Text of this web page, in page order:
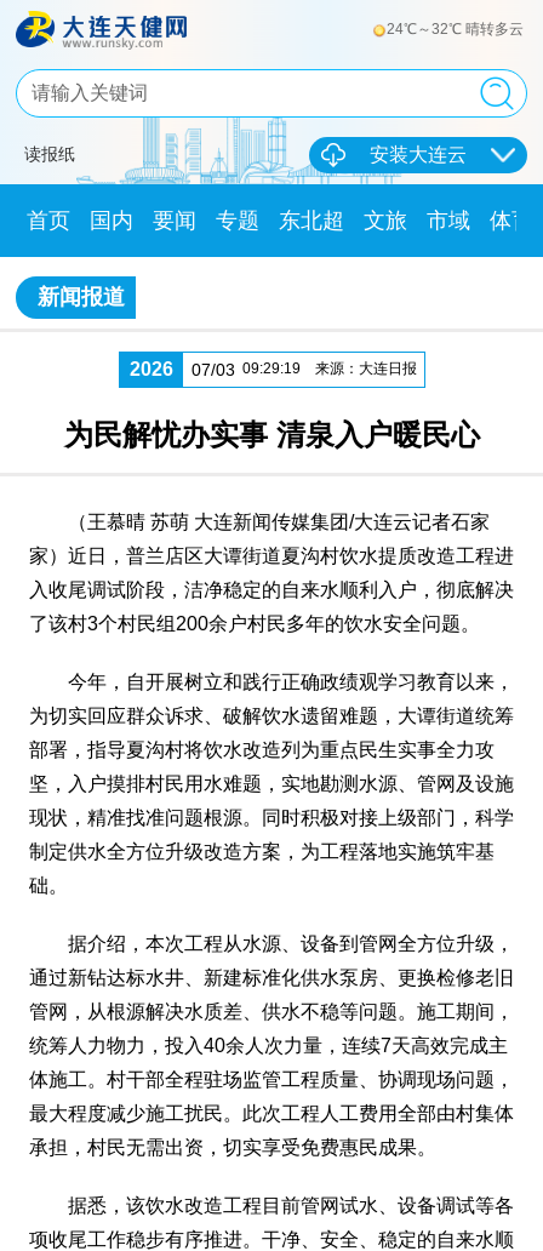
24℃～32℃ 晴转多云
读报纸 安装大连云
首页 国内 要闻 专题 东北超 文旅 市域 体育
新闻报道
2026 07/03 09:29:19 来源：大连日报
为民解忧办实事 清泉入户暖民心
（王慕晴 苏萌 大连新闻传媒集团/大连云记者石家
家）近日，普兰店区大谭街道夏沟村饮水提质改造工程进
入收尾调试阶段，洁净稳定的自来水顺利入户，彻底解决
了该村3个村民组200余户村民多年的饮水安全问题。
今年，自开展树立和践行正确政绩观学习教育以来，
为切实回应群众诉求、破解饮水遗留难题，大谭街道统筹
部署，指导夏沟村将饮水改造列为重点民生实事全力攻
坚，入户摸排村民用水难题，实地勘测水源、管网及设施
现状，精准找准问题根源。同时积极对接上级部门，科学
制定供水全方位升级改造方案，为工程落地实施筑牢基
础。
据介绍，本次工程从水源、设备到管网全方位升级，
通过新钻达标水井、新建标准化供水泵房、更换检修老旧
管网，从根源解决水质差、供水不稳等问题。施工期间，
统筹人力物力，投入40余人次力量，连续7天高效完成主
体施工。村干部全程驻场监管工程质量、协调现场问题，
最大程度减少施工扰民。此次工程人工费用全部由村集体
承担，村民无需出资，切实享受免费惠民成果。
据悉，该饮水改造工程目前管网试水、设备调试等各
项收尾工作稳步有序推进。干净、安全、稳定的自来水顺